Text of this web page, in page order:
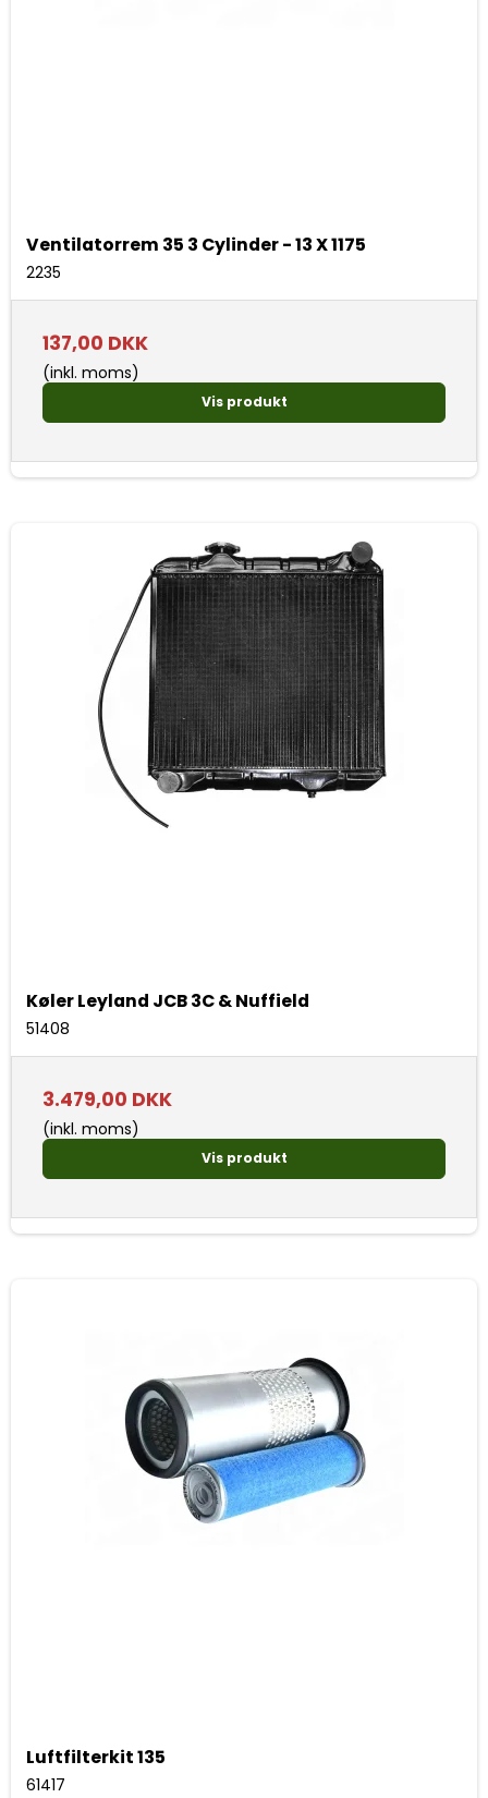
Ventilatorrem 35 3 Cylinder - 13 X 1175
2235
137,00 DKK
(inkl. moms)
Vis produkt
Køler Leyland JCB 3C & Nuffield
51408
3.479,00 DKK
(inkl. moms)
Vis produkt
Luftfilterkit 135
61417